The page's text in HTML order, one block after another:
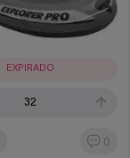
EXPIRADO
32
0